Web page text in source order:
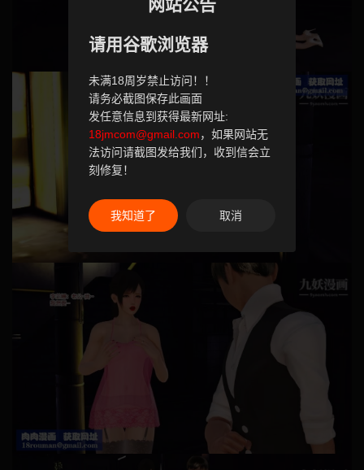
网站公告
请用谷歌浏览器
未满18周岁禁止访问！！
请务必截图保存此画面
发任意信息到获得最新网址:
18jmcom@gmail.com，如果网站无
法访问请截图发给我们，收到信会立
刻修复！
我知道了 取消